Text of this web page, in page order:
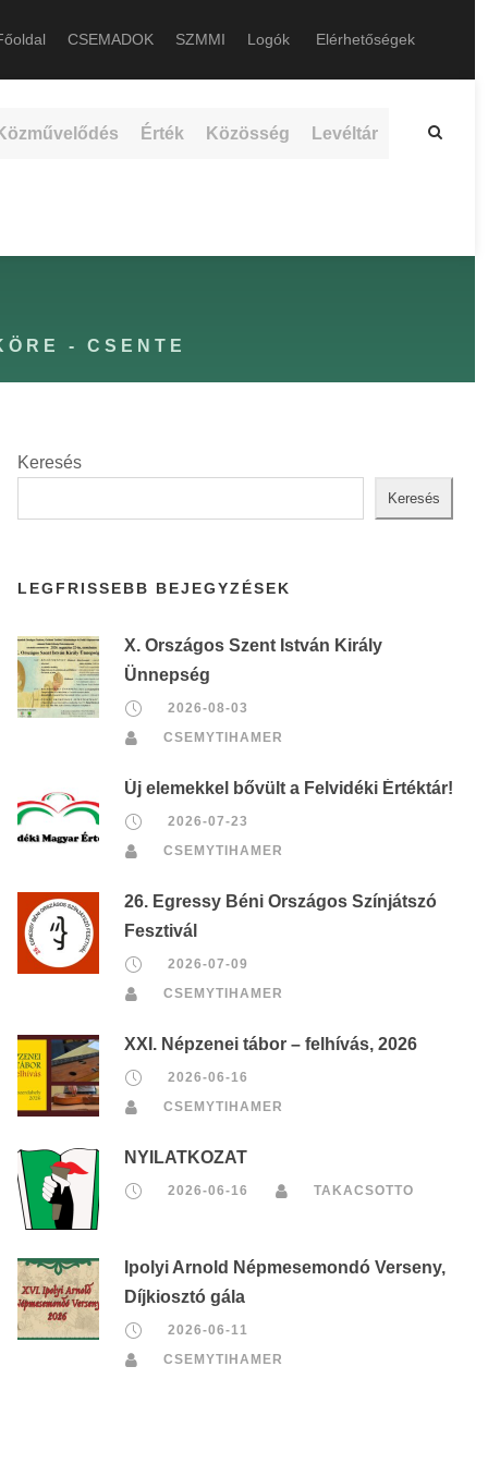
CSEMADOK SZMMI Logók Elérhetőségek
Érték Közösség Levéltár
- CSENTE
Keresés
Keresés
LEGFRISSEBB BEJEGYZÉSEK
X. Országos Szent István Király
Ünnepség
2026-08-03
CSEMYTIHAMER
Új elemekkel bővült a Felvidéki Értéktár!
2026-07-23
CSEMYTIHAMER
26. Egressy Béni Országos Színjátszó
Fesztivál
2026-07-09
CSEMYTIHAMER
XXI. Népzenei tábor – felhívás, 2026
2026-06-16
CSEMYTIHAMER
NYILATKOZAT
2026-06-16 TAKACSOTTO
Ipolyi Arnold Népmesemondó Verseny,
Díjkiosztó gála
2026-06-11
CSEMYTIHAMER